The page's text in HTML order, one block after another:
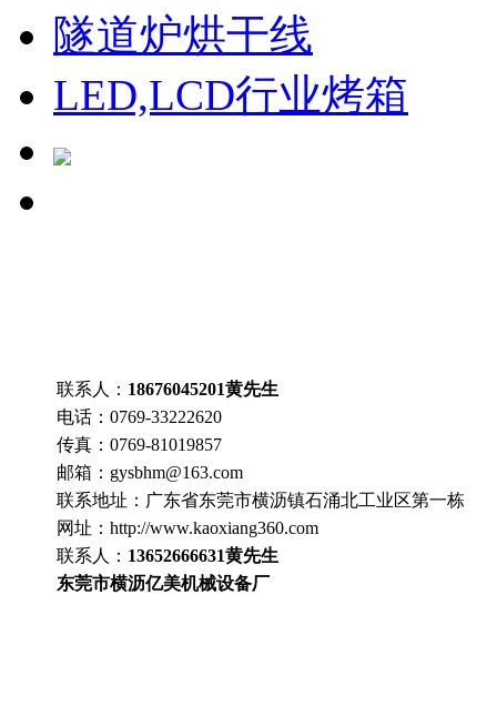
隧道炉烘干线
LED,LCD行业烤箱
联系人： 18676045201黄先生
电话： 0769-33222620
传真： 0769-81019857
邮箱： gysbhm@163.com
联系地址： 广东省东莞市横沥镇石涌北工业区第一栋
网址：http://www.kaoxiang360.com
联系人： 13652666631黄先生
东莞市横沥亿美机械设备厂